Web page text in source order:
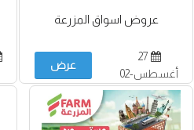
عروض اسواق المزرعة
27
أغسطس-02
سبتمبر
عرض